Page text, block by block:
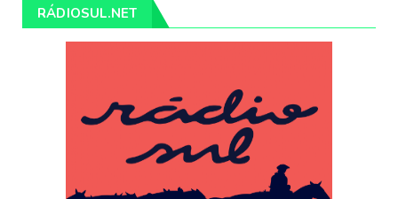
RÁDIOSUL.NET